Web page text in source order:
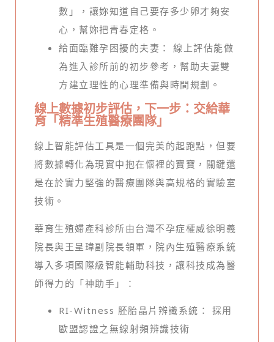
數」，讓妳知道自己要存多少卵才夠安
心，幫妳把青春定格。
給面臨難孕困擾的夫妻： 線上評估能做
為進入診所前的初步參考，幫助夫妻雙
方建立理性的心理準備與時間規劃。
線上數據初步評估，下一步：交給華
育「精準生殖醫療團隊」
線上智能評估工具是一個完美的起跑點，但要
將數據轉化為現實中抱在懷裡的寶寶，關鍵還
是在於實力堅強的醫療團隊與高規格的實驗室
技術。
華育生殖婦產科診所由台灣不孕症權威徐明義
院長與王呈瑋副院長領軍，院內生殖醫療系統
導入多項國際級智能輔助科技，讓科技成為醫
師得力的「神助手」：
RI-Witness 胚胎晶片辨識系統： 採用
歐盟認證之無線射頻辨識技術